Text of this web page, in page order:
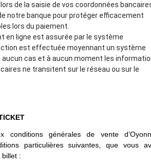
de la saisie de vos coordonnées
notre banque pour protéger efficacement
lors du paiement.
en ligne est assurée par le système
est effectuée moyennant un système
aucun cas et à aucun moment les
ne transitent sur le réseau ou sur le
générales de vente
particulières suivantes, que vous
: